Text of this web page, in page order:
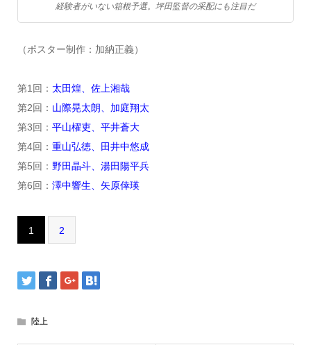
経験者がいない箱根予選。坪田監督の采配にも注目だ
（ポスター制作：加納正義）
第1回： 太田煌、佐上湘哉
第2回： 山際晃太朗、加庭翔太
第3回： 平山櫂吏、平井蒼大
第4回： 重山弘徳、田井中悠成
第5回： 野田晶斗、湯田陽平兵
第6回： 澤中響生、矢原倖瑛
1 2
陸上